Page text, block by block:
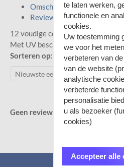
Omschrijving
Reviews
12 voudige constuctie in
Met UV beschermende coating.
Sorteren op:
Geen reviews gevonden.
te laten werken,
functionele en
cookies.
Uw toestemming
we voor het
verbeteren van
van de website
analytische
verbeterde
personalisatie
u als bezoeker
cookies)
Accepteer alle